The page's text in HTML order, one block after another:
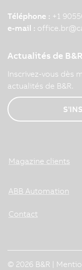
Téléphone : +1
e-mail : office.br@
Actualités de
Inscrivez-vous dès
actualités de B&R.
Magazine clients
ABB Automation
Contact
© 2026 B&R |